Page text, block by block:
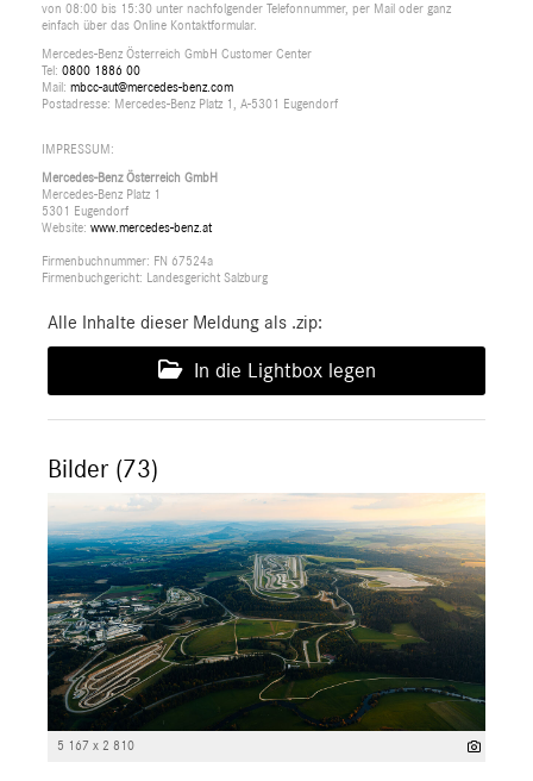
von 08:00 bis 15:30 unter nachfolgender Telefonnummer, per Mail oder ganz
einfach über das Online Kontaktformular.
Mercedes-Benz Österreich GmbH Customer Center
Tel: 0800 1886 00
Mail: mbcc-aut@mercedes-benz.com
Postadresse: Mercedes-Benz Platz 1, A-5301 Eugendorf
IMPRESSUM:
Mercedes-Benz Österreich GmbH
Mercedes-Benz Platz 1
5301 Eugendorf
Website: www.mercedes-benz.at
Firmenbuchnummer: FN 67524a
Firmenbuchgericht: Landesgericht Salzburg
Alle Inhalte dieser Meldung als .zip:
In die Lightbox legen
Bilder (73)
5 167 x 2 810